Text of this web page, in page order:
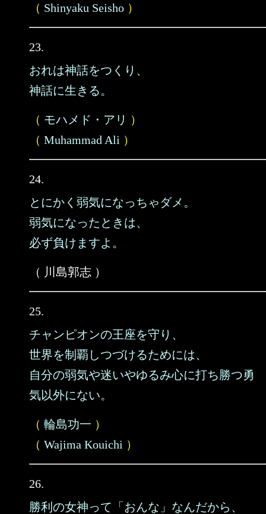
（ Shinyaku Seisho ）
23.
おれは神話をつくり、
神話に生きる。
（ モハメド・アリ ）
（ Muhammad Ali ）
24.
とにかく弱気になっちゃダメ。
弱気になったときは、
必ず負けますよ。
（ 川島郭志 ）
25.
チャンピオンの王座を守り、
世界を制覇しつづけるためには、
自分の弱気や迷いやゆるみ心に打ち勝つ勇
気以外にない。
（ 輪島功一 ）
（ Wajima Kouichi ）
26.
勝利の女神って「おんな」なんだから、